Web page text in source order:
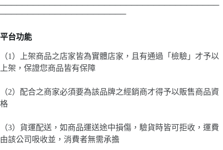
────────────────────────────────────────
───────────────────────
平台功能
（1）上架商品之店家皆為實體店家，且有通過「檢驗」才予以
上架，保證您商品皆有保障
（2）配合之商家必須要為該品牌之經銷商才得予以販售商品資
格
（3）貨運配送，如商品運送途中損傷，驗貨時皆可拒收，運費
由該公司吸收並，消費者無需承擔